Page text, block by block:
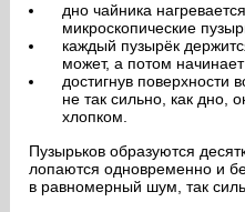
дно чайника
микроскопические
каждый пузырёк
может, а потом
достигнув поверхности
не так сильно, как дно,
хлопком.
Пузырьков образуются
лопаются одновременно и
в равномерный шум, так